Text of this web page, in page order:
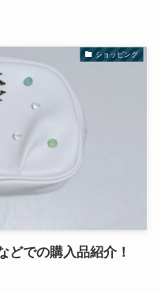
ショッピング
どでの購入品紹介！